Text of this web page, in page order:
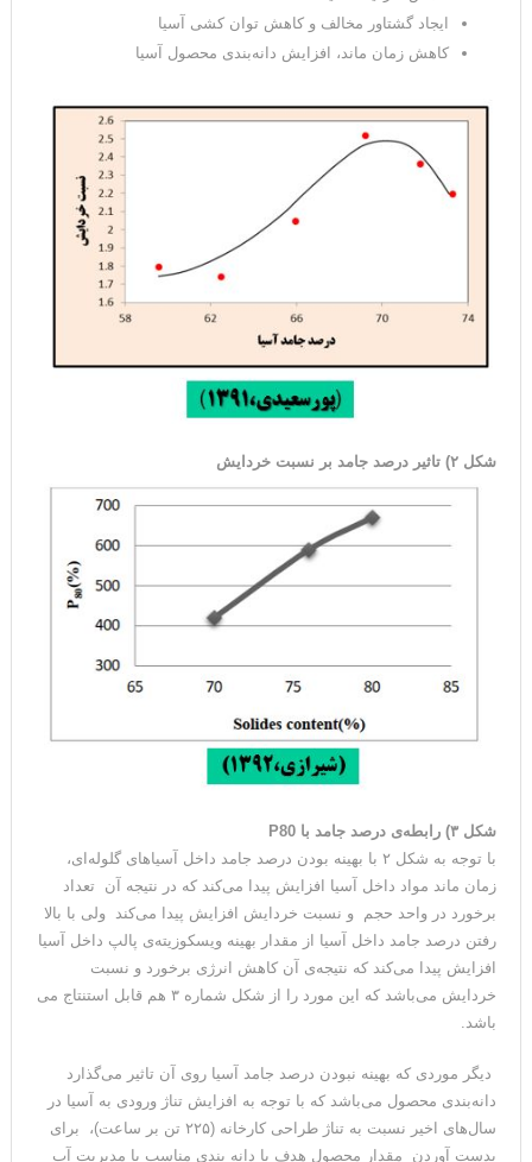
ایجاد گشتاور مخالف و کاهش توان کشی آسیا
کاهش زمان ماند، افزایش دانه‌بندی محصول آسیا
شکل ۲) تاثیر درصد جامد بر نسبت خردایش
شکل ۳) رابطه‌ی درصد جامد با P80
با توجه به شکل ۲ با بهینه بودن درصد جامد داخل آسیاهای گلوله‌ای،
زمان ماند مواد داخل آسیا افزایش پیدا می‌کند که در نتیجه آن تعداد
برخورد در واحد حجم و نسبت خردایش افزایش پیدا می‌کند ولی با بالا
رفتن درصد جامد داخل آسیا از مقدار بهینه ویسکوزیته‌ی پالپ داخل آسیا
افزایش پیدا می‌کند که نتیجه‌ی آن کاهش انرژی برخورد و نسبت
خردایش می‌باشد که این مورد را از شکل شماره ۳ هم قابل استنتاج می
باشد.
دیگر موردی که بهینه نبودن درصد جامد آسیا روی آن تاثیر می‌گذارد
دانه‌بندی محصول می‌باشد که با توجه به افزایش تناژ ورودی به آسیا در
سال‌های اخیر نسبت به تناژ طراحی کارخانه (۲۲۵ تن بر ساعت)، برای
بدست آوردن مقدار محصول هدف با دانه بندی مناسب با مدیریت آب